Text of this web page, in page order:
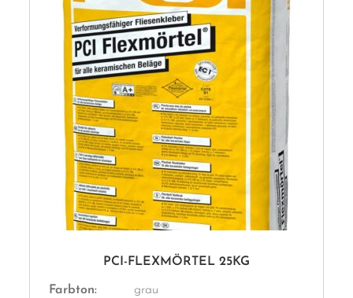
PCI-FLEXMÖRTEL 25KG
Farbton: grau